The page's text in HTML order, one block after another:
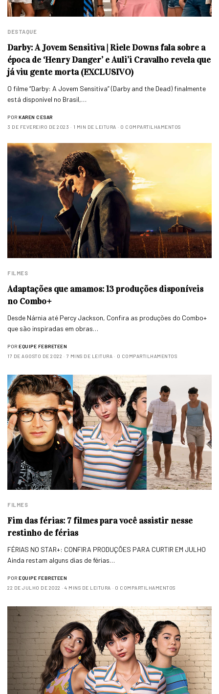
DESTAQUE
Darby: A Jovem Sensitiva | Riele Downs fala sobre a
época de ‘Henry Danger’ e Auli’i Cravalho revela que
já viu gente morta (EXCLUSIVO)
O filme “Darby: A Jovem Sensitiva” (Darby and the Dead) finalmente
está disponível no Brasil,…
POR KAREN CESAR
3 DE FEVEREIRO DE 2023
1 MIN DE LEITURA 0 COMPARTILHAMENTOS
FILMES
Adaptações que amamos: 13 produções disponíveis
no Combo+
Desde Nárnia até Percy Jackson, Confira as produções do Combo+
que são inspiradas em obras…
POR EQUIPE FEBRETEEN
17 DE AGOSTO DE 2022
7 MINS DE LEITURA 0 COMPARTILHAMENTOS
FILMES
Fim das férias: 7 filmes para você assistir nesse
restinho de férias
FÉRIAS NO STAR+: CONFIRA PRODUÇÕES PARA CURTIR EM JULHO
Ainda restam alguns dias de férias…
POR EQUIPE FEBRETEEN
22 DE JULHO DE 2022
4 MINS DE LEITURA 0 COMPARTILHAMENTOS